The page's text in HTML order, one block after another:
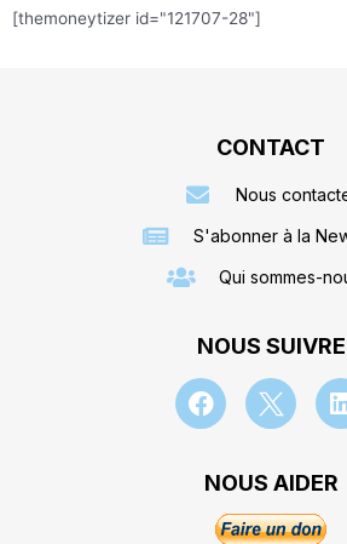
[themoneytizer id="121707-28"]
CONTACT
Nous
S'abonner à la
Qui sommes-
NOUS SUIVRE
NOUS AIDER